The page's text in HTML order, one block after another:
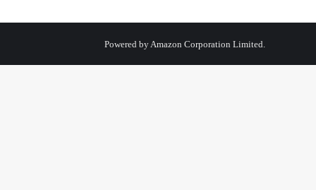
Powered by Amazon Corporation Limited.